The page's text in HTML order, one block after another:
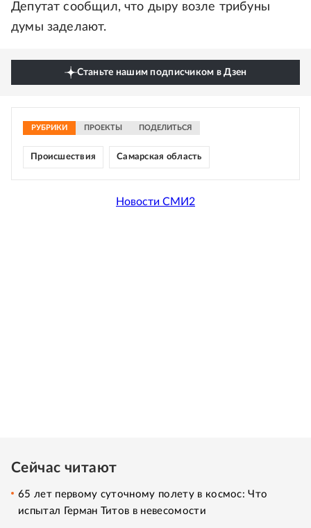
Депутат сообщил, что дыру возле трибуны
думы заделают.
Станьте нашим подписчиком в Дзен
РУБРИКИ ПРОЕКТЫ ПОДЕЛИТЬСЯ
Происшествия Самарская область
Новости СМИ2
Сейчас читают
65 лет первому суточному полету в космос: Что
испытал Герман Титов в невесомости